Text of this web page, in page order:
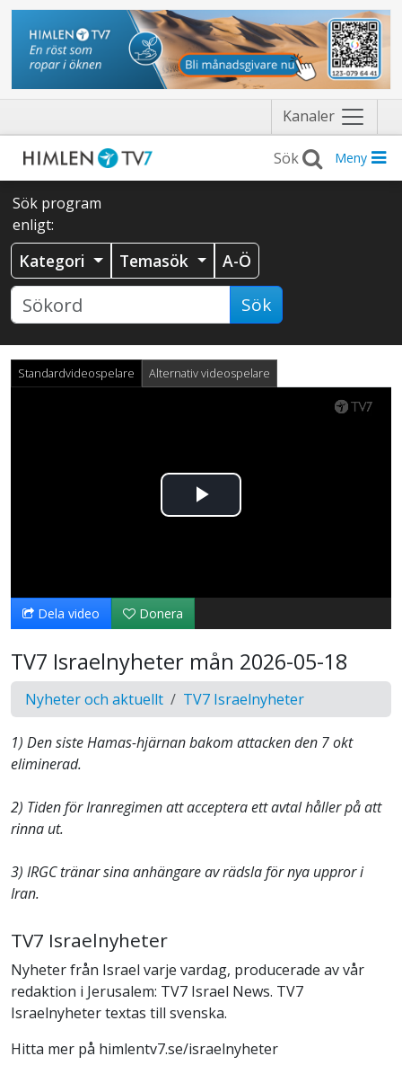
Kanaler Näytä
valikko
Meny
Sök program
enligt:
Kategori Temasök A-Ö
Sök
Standardvideospelare Alternativ videospelare
Spela
video
Dela video Donera
TV7 Israelnyheter mån 2026-05-18
Nyheter och aktuellt TV7 Israelnyheter
1) Den siste Hamas-hjärnan bakom attacken den 7 okt
eliminerad.
2) Tiden för Iranregimen att acceptera ett avtal håller på att
rinna ut.
3) IRGC tränar sina anhängare av rädsla för nya uppror i
Iran.
TV7 Israelnyheter
Nyheter från Israel varje vardag, producerade av vår
redaktion i Jerusalem: TV7 Israel News. TV7
Israelnyheter textas till svenska.
Hitta mer på himlentv7.se/israelnyheter